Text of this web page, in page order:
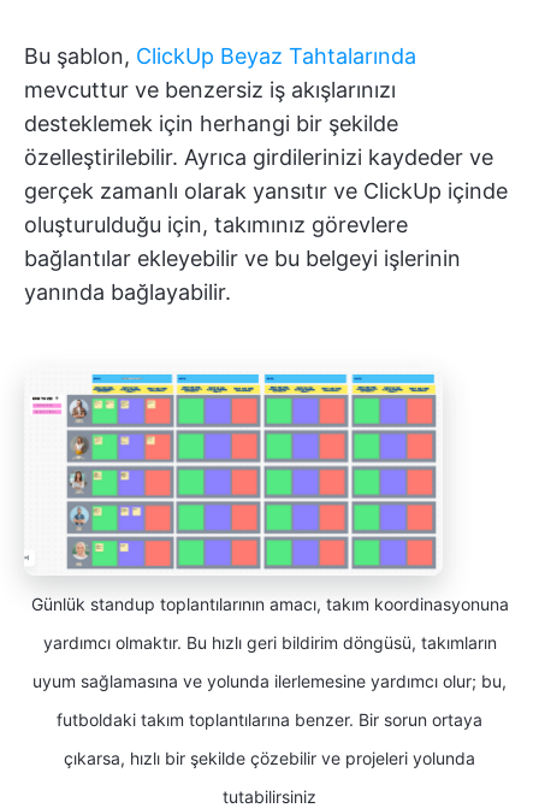
Bu şablon, ClickUp Beyaz Tahtalarında
mevcuttur ve benzersiz iş akışlarınızı
desteklemek için herhangi bir şekilde
özelleştirilebilir. Ayrıca girdilerinizi kaydeder ve
gerçek zamanlı olarak yansıtır ve ClickUp içinde
oluşturulduğu için, takımınız görevlere
bağlantılar ekleyebilir ve bu belgeyi işlerinin
yanında bağlayabilir.
Günlük standup toplantılarının amacı, takım koordinasyonuna
yardımcı olmaktır. Bu hızlı geri bildirim döngüsü, takımların
uyum sağlamasına ve yolunda ilerlemesine yardımcı olur; bu,
futboldaki takım toplantılarına benzer. Bir sorun ortaya
çıkarsa, hızlı bir şekilde çözebilir ve projeleri yolunda
tutabilirsiniz